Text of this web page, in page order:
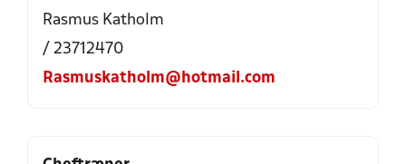
Rasmus Katholm
/ 23712470
Rasmuskatholm@hotmail.com